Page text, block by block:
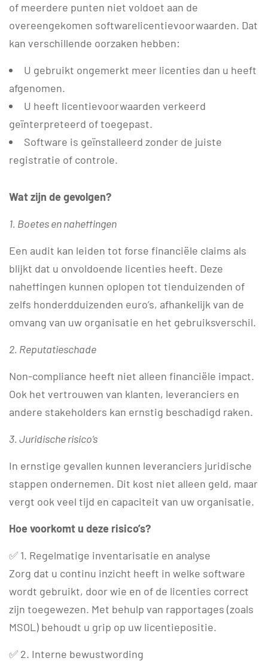
of meerdere punten niet voldoet aan de
overeengekomen softwarelicentievoorwaarden. Dat
kan verschillende oorzaken hebben:
U gebruikt ongemerkt meer licenties dan u heeft
afgenomen.
U heeft licentievoorwaarden verkeerd
geïnterpreteerd of toegepast.
Software is geïnstalleerd zonder de juiste
registratie of controle.
Wat zijn de gevolgen?
1. Boetes en naheffingen
Een audit kan leiden tot forse financiële claims als
blijkt dat u onvoldoende licenties heeft. Deze
naheffingen kunnen oplopen tot tienduizenden of
zelfs honderdduizenden euro’s, afhankelijk van de
omvang van uw organisatie en het gebruiksverschil.
2. Reputatieschade
Non-compliance heeft niet alleen financiële impact.
Ook het vertrouwen van klanten, leveranciers en
andere stakeholders kan ernstig beschadigd raken.
3. Juridische risico’s
In ernstige gevallen kunnen leveranciers juridische
stappen ondernemen. Dit kost niet alleen geld, maar
vergt ook veel tijd en capaciteit van uw organisatie.
Hoe voorkomt u deze risico’s?
✅ 1. Regelmatige inventarisatie en analyse
Zorg dat u continu inzicht heeft in welke software
wordt gebruikt, door wie en of de licenties correct
zijn toegewezen. Met behulp van rapportages (zoals
MSOL) behoudt u grip op uw licentiepositie.
✅ 2. Interne bewustwording